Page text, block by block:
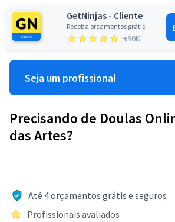
GetNinjas - Cliente
Receba orçamentos grátis
+30K
Seja um profissional
Precisando de Doulas
das Artes?
Até 4 orçamentos grátis e seguros
Profissionais avaliados